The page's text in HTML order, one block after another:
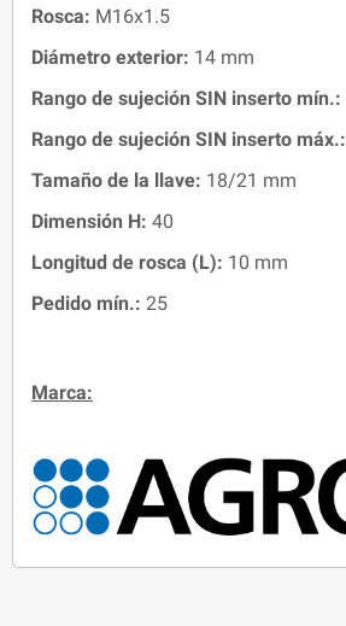
Rosca: M16x1.5
Diámetro exterior: 14 mm
Rango de sujeción SIN inserto mín.:
Rango de sujeción SIN inserto máx.:
Tamaño de la llave: 18/21 mm
Dimensión H: 40
Longitud de rosca (L): 10 mm
Pedido mín.: 25
Marca: